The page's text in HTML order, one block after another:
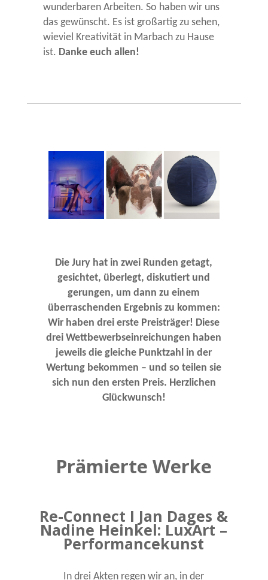
wunderbaren Arbeiten. So haben wir uns
das gewünscht. Es ist großartig zu sehen,
wieviel Kreativität in Marbach zu Hause
ist. Danke euch allen!
Die Jury hat in zwei Runden getagt,
gesichtet, überlegt, diskutiert und
gerungen, um dann zu einem
überraschenden Ergebnis zu kommen:
Wir haben drei erste Preisträger! Diese
drei Wettbewerbseinreichungen haben
jeweils die gleiche Punktzahl in der
Wertung bekommen – und so teilen sie
sich nun den ersten Preis. Herzlichen
Glückwunsch!
Prämierte Werke
Re-Connect I Jan Dages &
Nadine Heinkel: LuxArt –
Performancekunst
In drei Akten regen wir an, in der